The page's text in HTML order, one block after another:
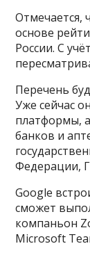
Отмечается,
основе
России. С
Перечень
Уже сейчас
платформы,
банков и
Федерации,
Google
сможет
компаньон
Microsoft